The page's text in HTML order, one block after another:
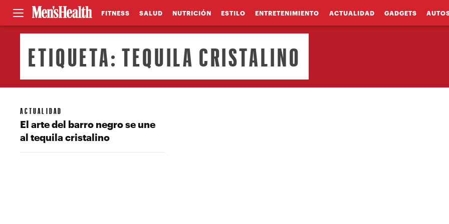
FITNESS SALUD NUTRICIÓN ESTILO ENTRETENIMIENTO ACTUALIDAD GADGETS
ETIQUETA:TEQUILA CRISTALINO
ACTUALIDAD
El arte del barro negro se une
al tequila cristalino